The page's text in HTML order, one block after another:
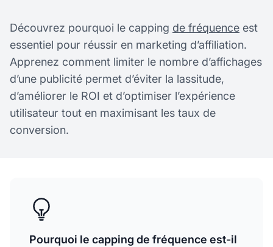
Découvrez pourquoi le capping de fréquence est
essentiel pour réussir en marketing d’affiliation.
Apprenez comment limiter le nombre d’affichages
d’une publicité permet d’éviter la lassitude,
d’améliorer le ROI et d’optimiser l’expérience
utilisateur tout en maximisant les taux de
conversion.
Pourquoi le capping de fréquence est-il